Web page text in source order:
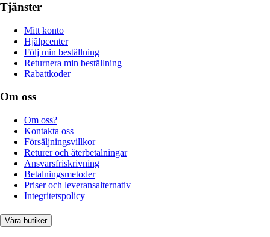
Tjänster
Mitt konto
Hjälpcenter
Följ min beställning
Returnera min beställning
Rabattkoder
Om oss
Om oss?
Kontakta oss
Försäljningsvillkor
Returer och återbetalningar
Ansvarsfriskrivning
Betalningsmetoder
Priser och leveransalternativ
Integritetspolicy
Våra butiker